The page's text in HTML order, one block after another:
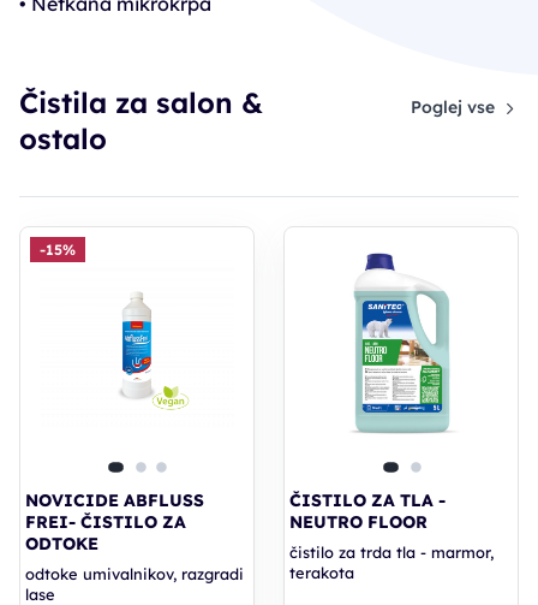
Čistila za salon &
ostalo
Poglej vse
-15%
NOVICIDE ABFLUSS
FREI- ČISTILO ZA
ODTOKE
odtoke umivalnikov, razgradi
lase
ČISTILO ZA TLA -
NEUTRO FLOOR
čistilo za trda tla - marmor,
terakota